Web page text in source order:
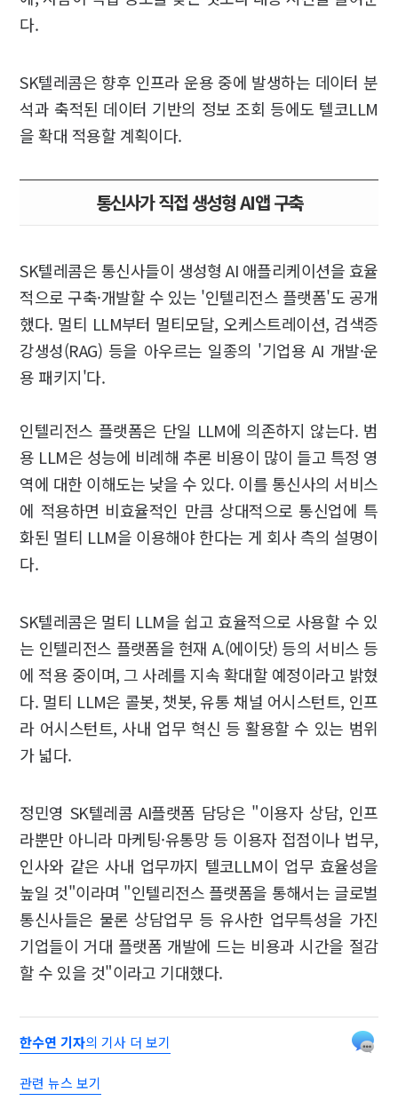
다.
SK텔레콤은 향후 인프라 운용 중에 발생하는 데이터 분
석과 축적된 데이터 기반의 정보 조회 등에도 텔코LLM
을 확대 적용할 계획이다.
통신사가 직접 생성형 AI앱 구축
SK텔레콤은 통신사들이 생성형 AI 애플리케이션을 효율
적으로 구축·개발할 수 있는 '인텔리전스 플랫폼'도 공개
했다. 멀티 LLM부터 멀티모달, 오케스트레이션, 검색증
강생성(RAG) 등을 아우르는 일종의 '기업용 AI 개발·운
용 패키지'다.
인텔리전스 플랫폼은 단일 LLM에 의존하지 않는다. 범
용 LLM은 성능에 비례해 추론 비용이 많이 들고 특정 영
역에 대한 이해도는 낮을 수 있다. 이를 통신사의 서비스
에 적용하면 비효율적인 만큼 상대적으로 통신업에 특
화된 멀티 LLM을 이용해야 한다는 게 회사 측의 설명이
다.
SK텔레콤은 멀티 LLM을 쉽고 효율적으로 사용할 수 있
는 인텔리전스 플랫폼을 현재 A.(에이닷) 등의 서비스 등
에 적용 중이며, 그 사례를 지속 확대할 예정이라고 밝혔
다. 멀티 LLM은 콜봇, 챗봇, 유통 채널 어시스턴트, 인프
라 어시스턴트, 사내 업무 혁신 등 활용할 수 있는 범위
가 넓다.
정민영 SK텔레콤 AI플랫폼 담당은 "이용자 상담, 인프
라뿐만 아니라 마케팅·유통망 등 이용자 접점이나 법무,
인사와 같은 사내 업무까지 텔코LLM이 업무 효율성을
높일 것"이라며 "인텔리전스 플랫폼을 통해서는 글로벌
통신사들은 물론 상담업무 등 유사한 업무특성을 가진
기업들이 거대 플랫폼 개발에 드는 비용과 시간을 절감
할 수 있을 것"이라고 기대했다.
한수연 기자의 기사 더 보기
관련 뉴스 보기